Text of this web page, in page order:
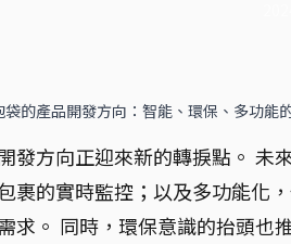
袋的產品開發方向：智能、環保、多功能
發方向正迎來新的轉捩點。 未
裹的實時監控；以及多功能化
求。 同時，環保意識的抬頭也